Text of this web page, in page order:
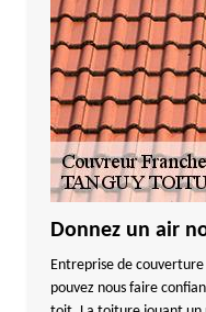
Donnez un air
Entreprise de
pouvez nous faire